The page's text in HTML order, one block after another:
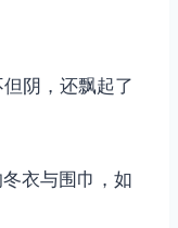
阴，还飘起了
衣与围巾，如